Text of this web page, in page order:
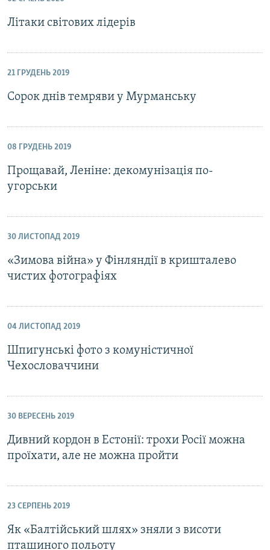
Літаки світових лідерів
21 ГРУДЕНЬ 2019
Сорок днів темряви у Мурманську
08 ГРУДЕНЬ 2019
Прощавай, Леніне: декомунізація по-
угорськи
30 ЛИСТОПАД 2019
«Зимова війна» у Фінляндії в кришталево
чистих фотографіях
04 ЛИСТОПАД 2019
Шпигунські фото з комуністичної
Чехословаччини
30 ВЕРЕСЕНЬ 2019
Дивний кордон в Естонії: трохи Росії можна
проїхати, але не можна пройти
23 СЕРПЕНЬ 2019
Як «Балтійський шлях» зняли з висоти
пташиного польоту